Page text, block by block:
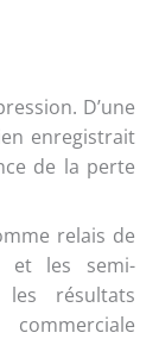
D’une
enregistrait
de la perte
relais de
et les semi-
résultats